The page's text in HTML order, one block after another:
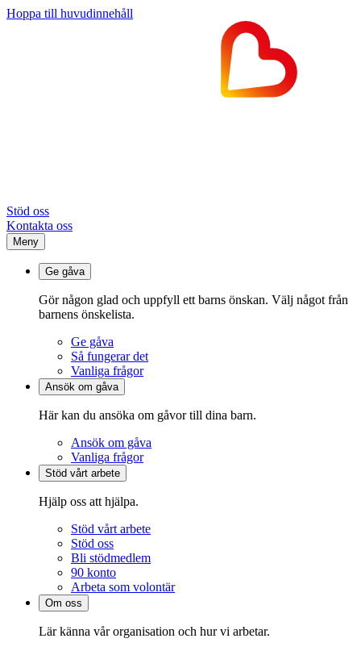
Hoppa till huvudinnehåll
Stöd oss
Kontakta oss
Meny
Ge gåva
Gör någon glad och uppfyll ett barns önskan. Välj något från
barnens önskelista.
Ge gåva
Så fungerar det
Vanliga frågor
Ansök om gåva
Här kan du ansöka om gåvor till dina barn.
Ansök om gåva
Vanliga frågor
Stöd vårt arbete
Hjälp oss att hjälpa.
Stöd vårt arbete
Stöd oss
Bli stödmedlem
90 konto
Arbeta som volontär
Om oss
Lär känna vår organisation och hur vi arbetar.